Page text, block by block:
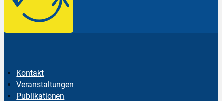
Kontakt
Veranstaltungen
Publikationen